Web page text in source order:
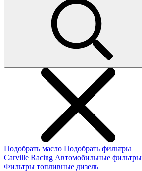
Подобрать масло Подобрать фильтры
Carville Racing Автомобильные фильтры
Фильтры топливные дизель